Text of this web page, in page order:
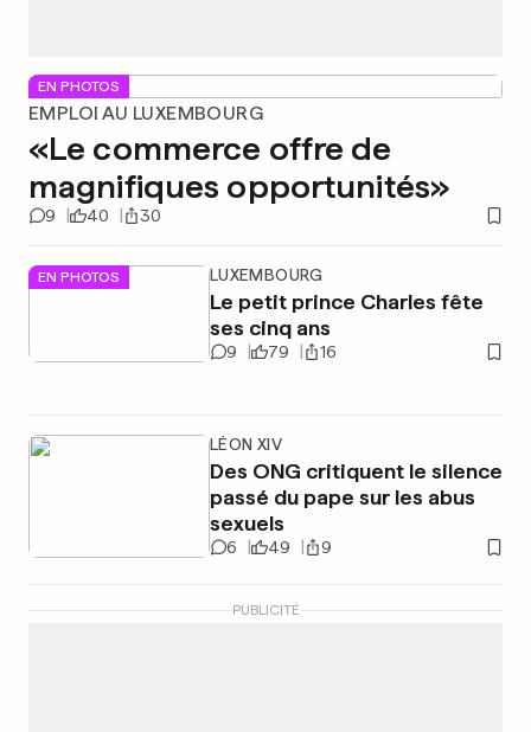
EN PHOTOS
EMPLOI AU LUXEMBOURG
«Le commerce offre de
magnifiques opportunités»
9 40 30
EN PHOTOS LUXEMBOURG
Le petit prince Charles fête
ses cinq ans
9 79 16
LÉON XIV
Des ONG critiquent le silence
passé du pape sur les abus
sexuels
6 49 9
PUBLICITÉ